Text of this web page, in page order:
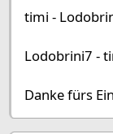
timi -
Lodobrini7 -
Danke fürs